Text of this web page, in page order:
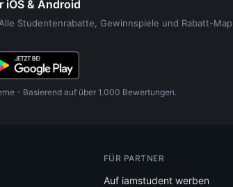
iOS & Android
Studentenrabatte, Gewinnspiele und Rabatt-Map
- Basierend auf über 1.000 Bewertungen.
FÜR PARTNER
Auf iamstudent werben